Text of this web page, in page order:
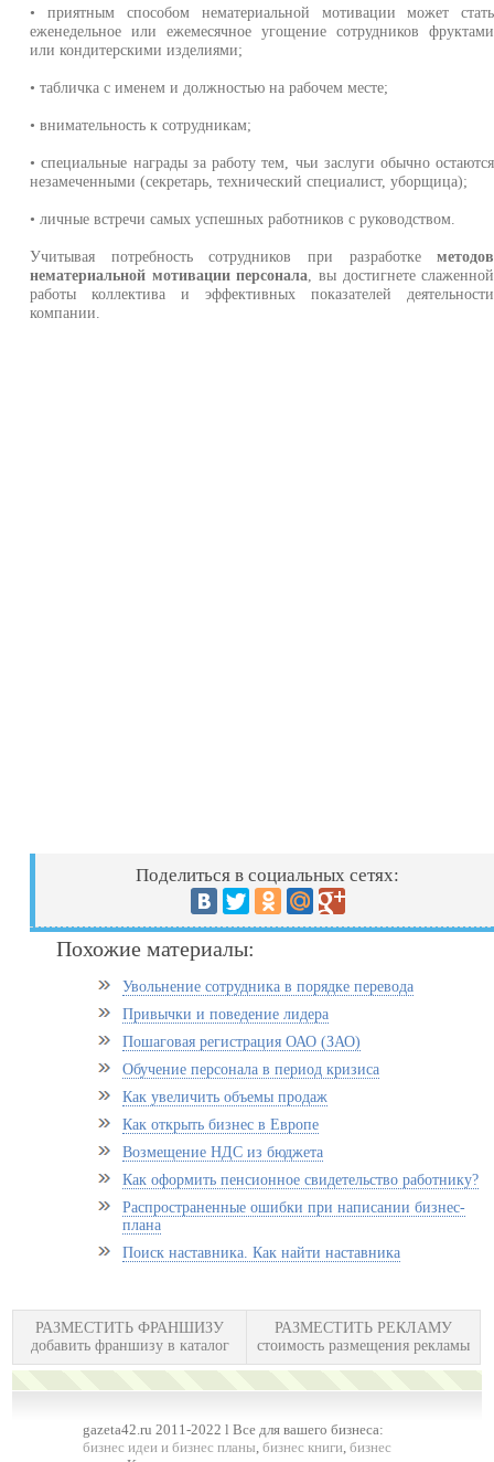
• приятным способом нематериальной мотивации может стать
еженедельное или ежемесячное угощение сотрудников фруктами
или кондитерскими изделиями;
• табличка с именем и должностью на рабочем месте;
• внимательность к сотрудникам;
• специальные награды за работу тем, чьи заслуги обычно остаются
незамеченными (секретарь, технический специалист, уборщица);
• личные встречи самых успешных работников с руководством.
Учитывая потребность сотрудников при разработкеметодов
нематериальной мотивации персонала , вы достигнете слаженной
работы коллектива и эффективных показателей деятельности
компании.
Поделиться в социальных сетях:
Похожие материалы:
Увольнение сотрудника в порядке перевода
Привычки и поведение лидера
Пошаговая регистрация ОАО (ЗАО)
Обучение персонала в период кризиса
Как увеличить объемы продаж
Как открыть бизнес в Европе
Возмещение НДС из бюджета
Как оформить пенсионное свидетельство работнику?
Распространенные ошибки при написании бизнес-
плана
Поиск наставника. Как найти наставника
РАЗМЕСТИТЬ ФРАНШИЗУ
добавить франшизу в каталог
РАЗМЕСТИТЬ РЕКЛАМУ
стоимость размещения рекламы
gazeta42.ru 2011-2022 l Все для вашего бизнеса:
бизнес идеи и бизнес планы,бизнес книги,бизнес